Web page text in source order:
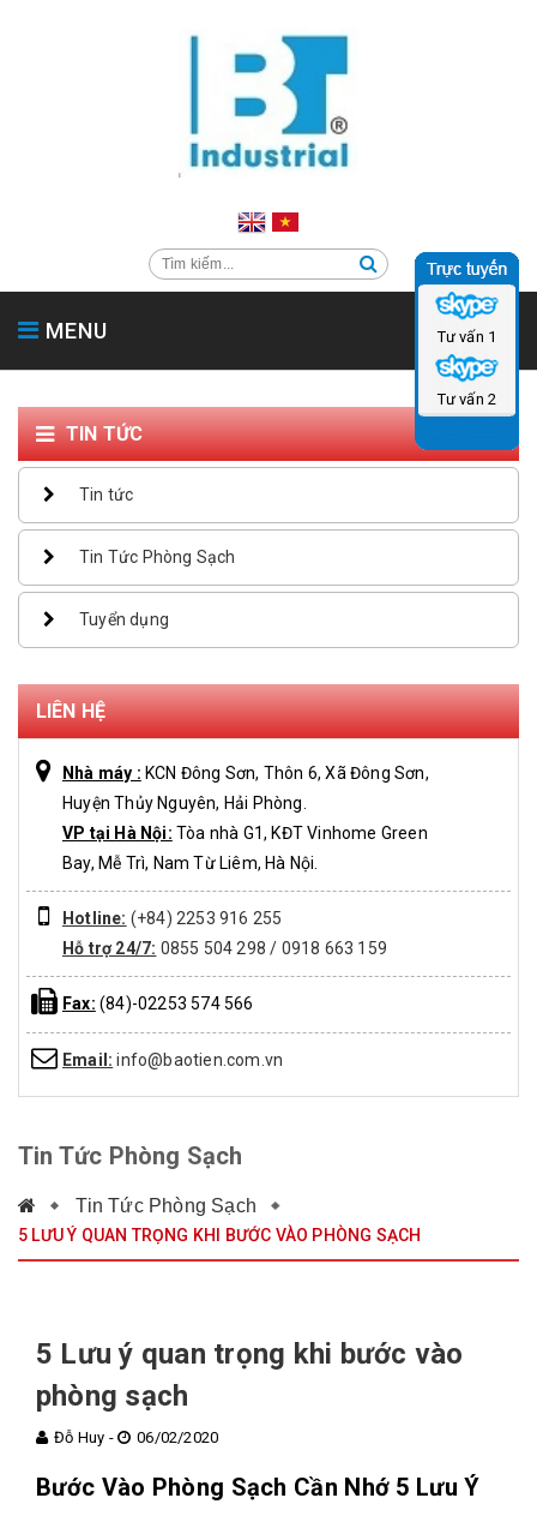
MENU
SẢN PHẨM PHỤ TRỢ
HỖ TRỢ & TIN TỨC
TIN TỨC
Tin tức
Tin Tức Phòng Sạch
Tuyển dụng
LIÊN HỆ
Nhà máy : KCN Đông Sơn, Thôn 6, Xã Đông Sơn,
Huyện Thủy Nguyên, Hải Phòng.
VP tại Hà Nội: Tòa nhà G1, KĐT Vinhome Green
Bay, Mễ Trì, Nam Từ Liêm, Hà Nội.
Hotline: (+84) 2253 916 255
Hỗ trợ 24/7: 0855 504 298 / 0918 663 159
Fax: (84)-02253 574 566
Email: info@baotien.com.vn
Tin Tức Phòng Sạch
Tin Tức Phòng Sạch
5 LƯU Ý QUAN TRỌNG KHI BƯỚC VÀO PHÒNG SẠCH
5 Lưu ý quan trọng khi bước vào
phòng sạch
Đỗ Huy - 06/02/2020
Bước Vào Phòng Sạch Cần Nhớ 5 Lưu Ý
Tư vấn 1
Tư vấn 2